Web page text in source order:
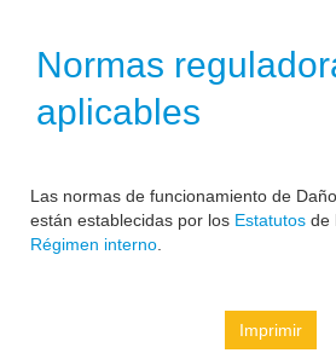
Normas
aplicables
Las normas de funcionamiento de
están establecidas por los Estatutos de
Régimen interno
Imprimir